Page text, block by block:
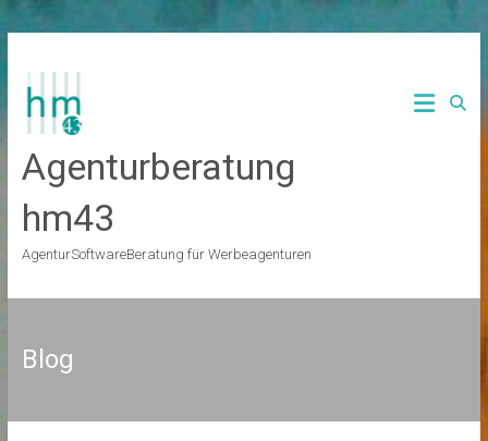
Inhalt
springen
Agenturberatung
hm43
AgenturSoftwareBeratung für Werbeagenturen
Blog